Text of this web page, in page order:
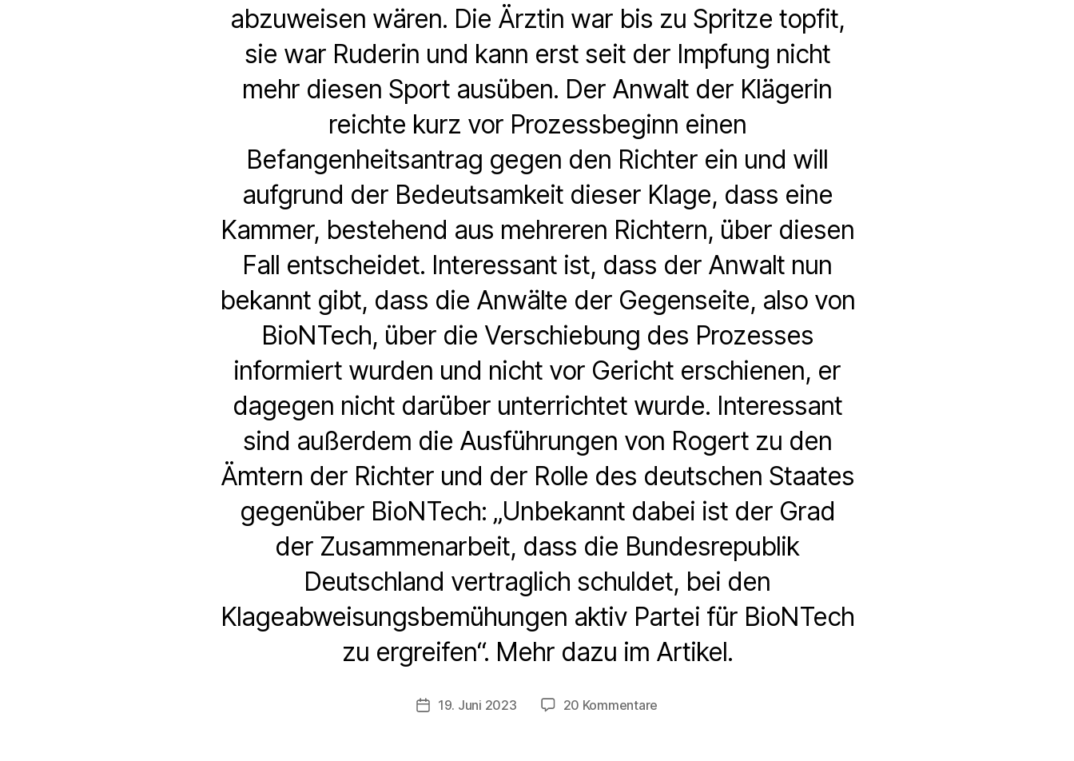
abzuweisen wären. Die Ärztin war bis zu Spritze topfit,
sie war Ruderin und kann erst seit der Impfung nicht
mehr diesen Sport ausüben. Der Anwalt der Klägerin
reichte kurz vor Prozessbeginn einen
Befangenheitsantrag gegen den Richter ein und will
aufgrund der Bedeutsamkeit dieser Klage, dass eine
Kammer, bestehend aus mehreren Richtern, über diesen
Fall entscheidet. Interessant ist, dass der Anwalt nun
bekannt gibt, dass die Anwälte der Gegenseite, also von
BioNTech, über die Verschiebung des Prozesses
informiert wurden und nicht vor Gericht erschienen, er
dagegen nicht darüber unterrichtet wurde. Interessant
sind außerdem die Ausführungen von Rogert zu den
Ämtern der Richter und der Rolle des deutschen Staates
gegenüber BioNTech: „Unbekannt dabei ist der Grad
der Zusammenarbeit, dass die Bundesrepublik
Deutschland vertraglich schuldet, bei den
Klageabweisungsbemühungen aktiv Partei für BioNTech
zu ergreifen“. Mehr dazu im Artikel.
Veröffentlichungsdatum
19. Juni 2023 20 Kommentare